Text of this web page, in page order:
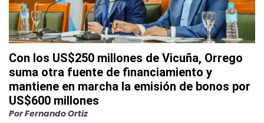
Con los US$250 millones de Vicuña, Orrego
suma otra fuente de financiamiento y
mantiene en marcha la emisión de bonos por
US$600 millones
PorFernando Ortiz